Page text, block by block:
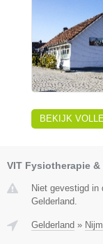
BEKIJK
VIT Fysiotherapie
Niet gevestigd in
Gelderland.
Gelderland »